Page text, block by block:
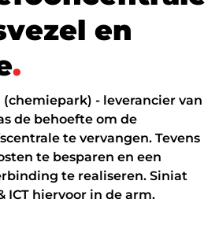
& internet
vezel en
.
- leverancier van
de behoefte om de
te vervangen. Tevens
te besparen en een
te realiseren. Siniat
ICT hiervoor in de arm.